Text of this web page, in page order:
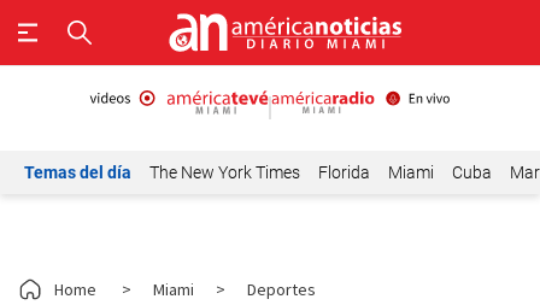
Temas del día The New York Times Florida Miami Cuba
Home > Miami > Deportes